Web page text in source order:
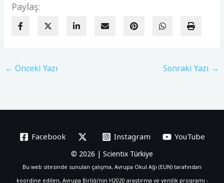
Paylaş:
← Önceki Yazı Sonraki Yazı →
Facebook Instagram YouTube
© 2026 | Scientix Türkiye
Bu web sitesinde sunulan çalışma, Avrupa Okul Ağı (EUN) tarafından
koordine edilen, Avrupa Birliği'nin H2020 araştırma ve yenilik programı -